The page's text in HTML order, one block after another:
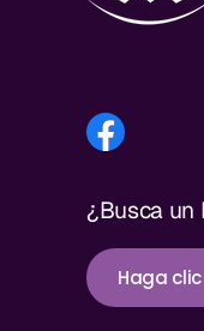
¿Busca un
Haga